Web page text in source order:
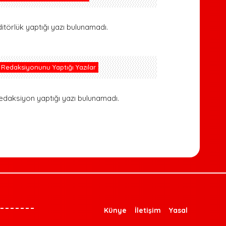
yaptığı yazı bulunamadı.
Redaksiyonunu Yaptığı Yazılar
yaptığı yazı bulunamadı.
Künye İletişim Yasal